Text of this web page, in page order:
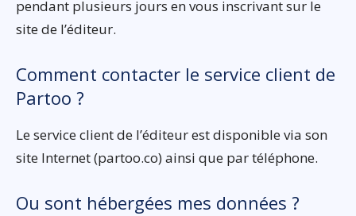
pendant plusieurs jours en vous inscrivant sur le
site de l’éditeur.
Comment contacter le service client de
Partoo ?
Le service client de l’éditeur est disponible via son
site Internet (partoo.co) ainsi que par téléphone.
Ou sont hébergées mes données ?